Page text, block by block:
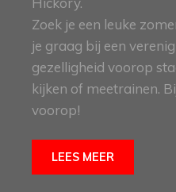
Zoek je een leuke
je graag bij een
gezelligheid voorop
kijken of meetrainen.
voorop!
LEES MEER